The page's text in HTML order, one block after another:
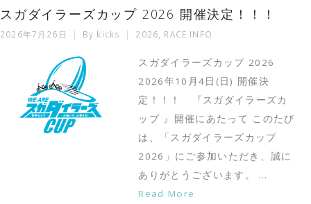
スガダイラーズカップ 2026 開催決定！！！
2026年7月26日 By kicks 2026 RACE INFO
スガダイラーズカップ 2026
2026年10月4日(日) 開催決
定！！！ 『スガダイラーズカ
ップ 』開催にあたって このたび
は、「スガダイラーズカップ
2026」にご参加いただき、誠に
ありがとうございます。 …
Read More